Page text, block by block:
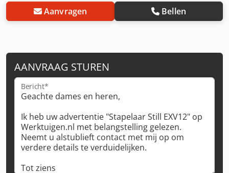
Aanvragen Bellen
AANVRAAG STUREN
Bericht*